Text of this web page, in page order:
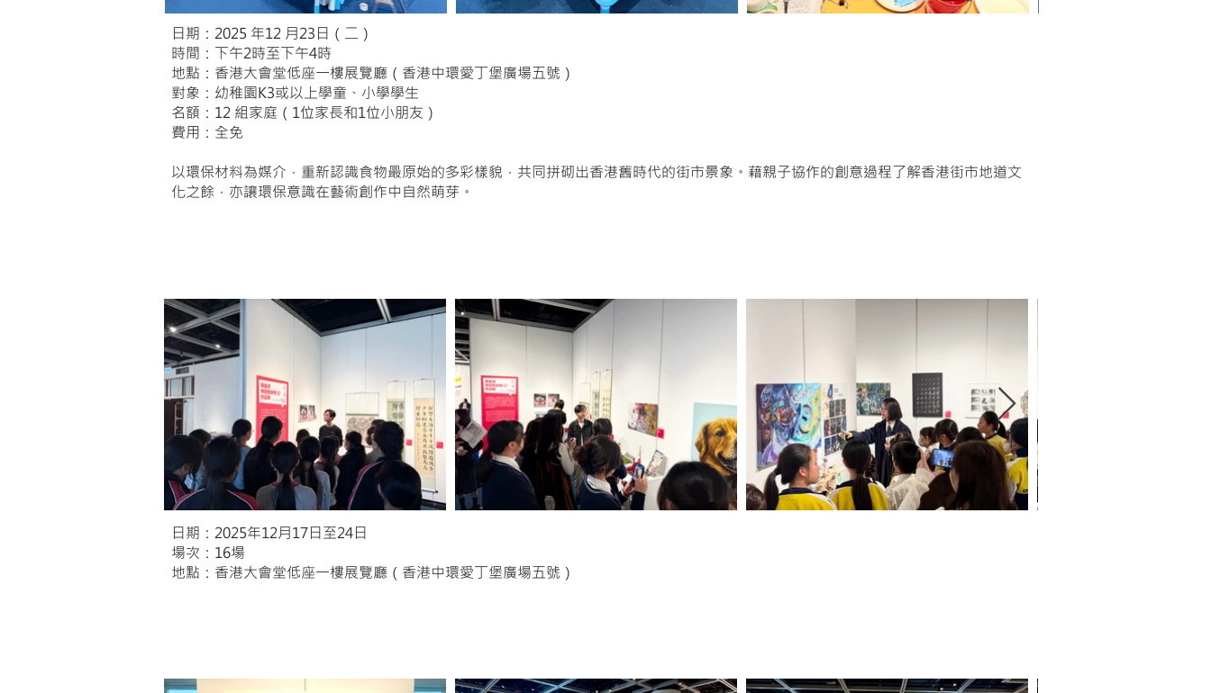
日期：2025 年12 月23日（二）
時間：下午2時至下午4時
地點：香港大會堂低座一樓展覽廳（香港中環愛丁堡廣場五號）
對象：幼稚園K3或以上學童、小學學生
名額：12 組家庭（1位家長和1位小朋友）
費用：全免
以環保材料為媒介，重新認識食物最原始的多彩樣貌，共同拼砌出香港舊時代的街市景象。藉親子協作的創意過程了解香港街市地道文
化之餘，亦讓環保意識在藝術創作中自然萌芽。
日期：2025年12月17日至24日
場次：16場
地點：香港大會堂低座一樓展覽廳（香港中環愛丁堡廣場五號）